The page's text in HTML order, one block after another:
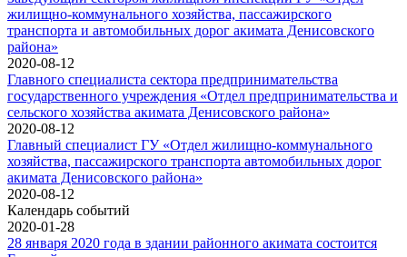
жилищно-коммунального хозяйства, пассажирского
транспорта и автомобильных дорог акимата Денисовского
района»
2020-08-12
Главного специалиста сектора предпринимательства
государственного учреждения «Отдел предпринимательства и
сельского хозяйства акимата Денисовского района»
2020-08-12
Главный специалист ГУ «Отдел жилищно-коммунального
хозяйства, пассажирского транспорта автомобильных дорог
акимата Денисовского района»
2020-08-12
Календарь событий
2020-01-28
28 января 2020 года в здании районного акимата состоится